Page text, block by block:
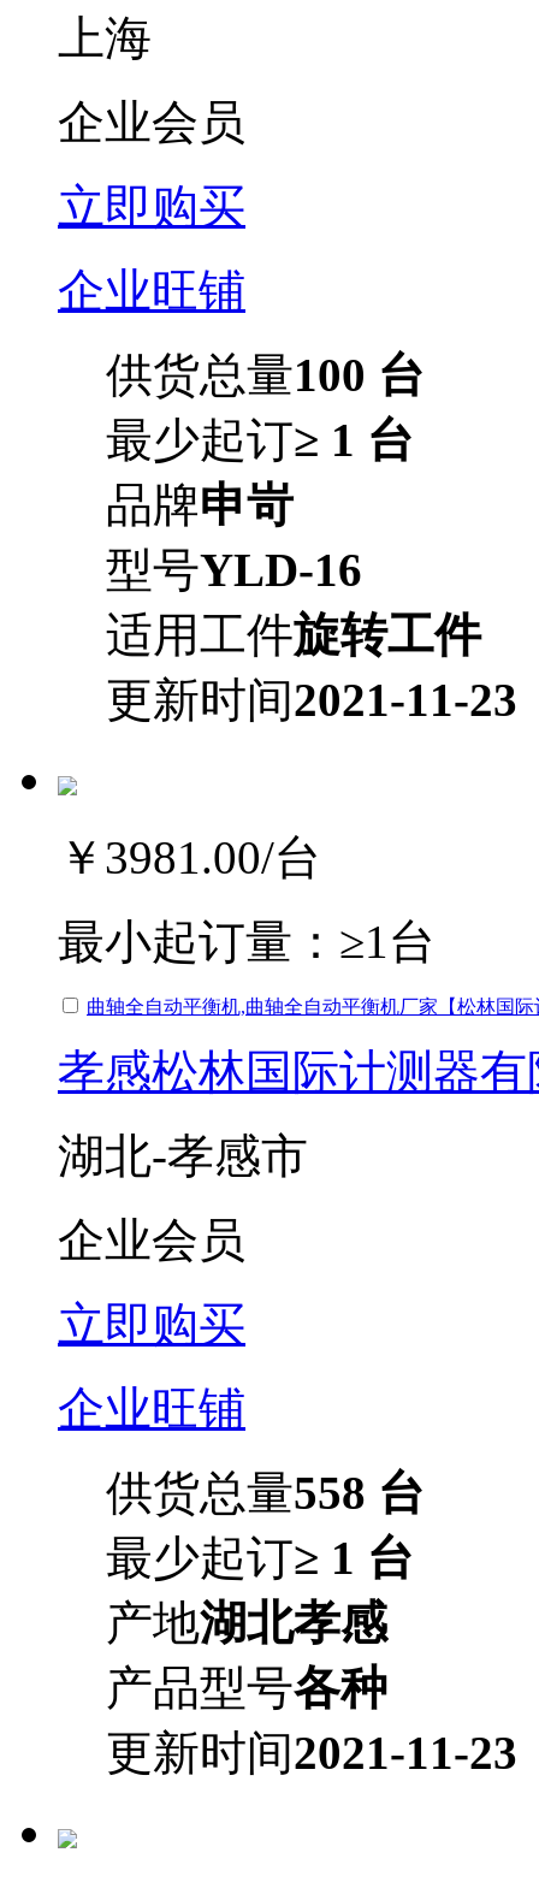
上海
企业会员
立即购买
企业旺铺
供货总量100 台
最少起订≥ 1 台
品牌申岢
型号YLD-16
适用工件旋转工件
更新时间2021-11-23
￥3981.00/台
最小起订量： ≥1台
曲轴全自动平衡机,曲轴全自动平衡机厂家【松林国
孝感松林国际计测器
湖北-孝感市
企业会员
立即购买
企业旺铺
供货总量558 台
最少起订≥ 1 台
产地湖北孝感
产品型号各种
更新时间2021-11-23